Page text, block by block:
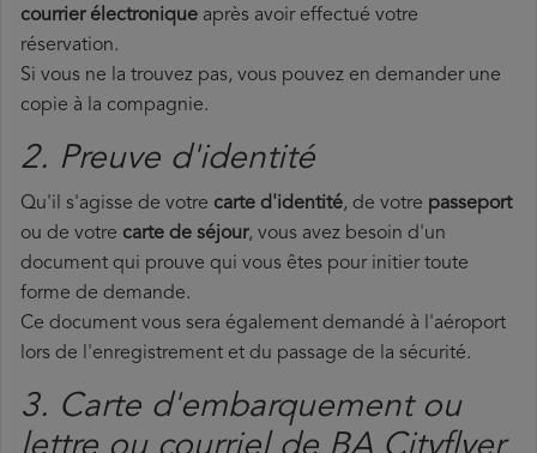
courrier électronique après avoir effectué votre
réservation.
Si vous ne la trouvez pas, vous pouvez en demander une
copie à la compagnie.
2. Preuve d'identité
Qu'il s'agisse de votre carte d'identité, de votre passeport
ou de votre carte de séjour, vous avez besoin d'un
document qui prouve qui vous êtes pour initier toute
forme de demande.
Ce document vous sera également demandé à l'aéroport
lors de l'enregistrement et du passage de la sécurité.
3. Carte d'embarquement ou